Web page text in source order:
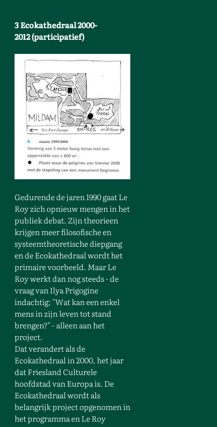
3 Ecokathedraal 2000-
2012 (participatief)
Gedurende de jaren 1990 gaat Le
Roy zich opnieuw mengen in het
publiek debat. Zijn theorieen
krijgen meer filosofische en
systeemtheoretische diepgang
en de Ecokathedraal wordt het
primaire voorbeeld. Maar Le
Roy werkt dan nog steeds - de
vraag van Ilya Prigogine
indachtig: "Wat kan een enkel
mens in zijn leven tot stand
brengen?" - alleen aan het
project.
Dat verandert als de
Ecokathedraal in 2000, het jaar
dat Friesland Culturele
hoofdstad van Europa is. De
Ecokathedraal wordt als
belangrijk project opgenomen in
het programma en Le Roy